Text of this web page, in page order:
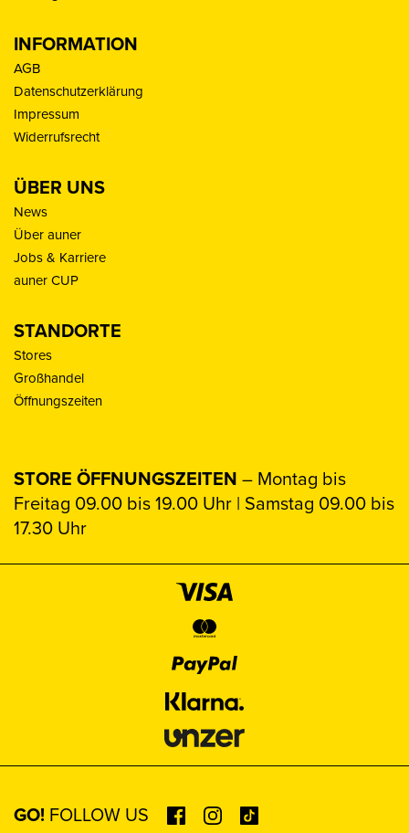
INFORMATION
AGB
Datenschutzerklärung
Impressum
Widerrufsrecht
ÜBER UNS
News
Über auner
Jobs & Karriere
auner CUP
STANDORTE
Stores
Großhandel
Öffnungszeiten
STORE ÖFFNUNGSZEITEN – Montag bis
Freitag 09.00 bis 19.00 Uhr | Samstag 09.00 bis
17.30 Uhr
GO! FOLLOW US